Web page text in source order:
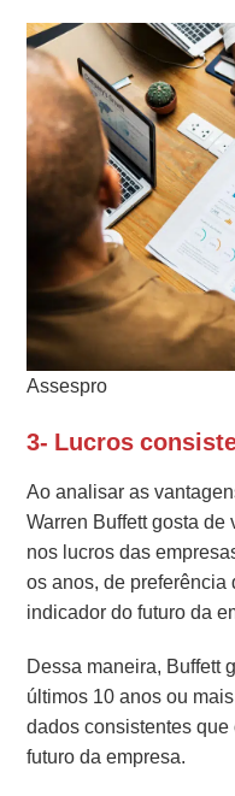
Assespro
3- Lucros
Ao analisar as
Warren Buffett gosta
nos lucros das
os anos, de
indicador do futuro da
Dessa maneira, Buffett
últimos 10 anos ou
dados consistentes
futuro da empresa.